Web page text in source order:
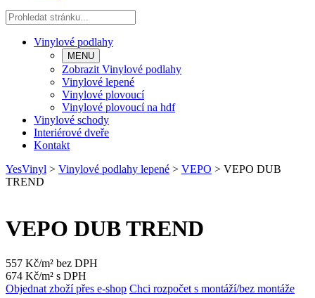
Vinylové podlahy
MENU
Zobrazit Vinylové podlahy
Vinylové lepené
Vinylové plovoucí
Vinylové plovoucí na hdf
Vinylové schody
Interiérové dveře
Kontakt
YesVinyl > Vinylové podlahy lepené > VEPO > VEPO DUB
TREND
VEPO DUB TREND
557 Kč/m² bez DPH
674 Kč/m² s DPH
Objednat zboží přes e-shop Chci rozpočet s montáží/bez montáže